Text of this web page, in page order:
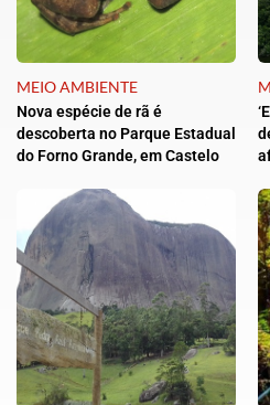
MEIO AMBIENTE
Nova espécie de rã é
descoberta no Parque Estadual
do Forno Grande, em Castelo